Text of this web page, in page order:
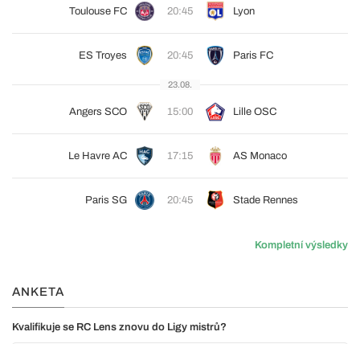
Toulouse FC 20:45 Lyon
ES Troyes 20:45 Paris FC
23.08.
Angers SCO 15:00 Lille OSC
Le Havre AC 17:15 AS Monaco
Paris SG 20:45 Stade Rennes
Kompletní výsledky
ANKETA
Kvalifikuje se RC Lens znovu do Ligy mistrů?